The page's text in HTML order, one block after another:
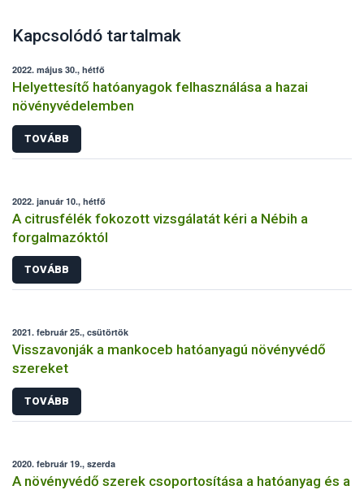
Kapcsolódó tartalmak
2022. május 30., hétfő
Helyettesítő hatóanyagok felhasználása a hazai
növényvédelemben
TOVÁBB
2022. január 10., hétfő
A citrusfélék fokozott vizsgálatát kéri a Nébih a
forgalmazóktól
TOVÁBB
2021. február 25., csütörtök
Visszavonják a mankoceb hatóanyagú növényvédő
szereket
TOVÁBB
2020. február 19., szerda
A növényvédő szerek csoportosítása a hatóanyag és a